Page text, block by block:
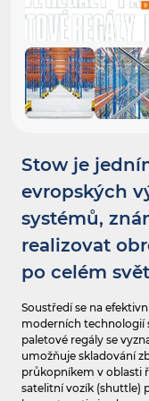
Stow je
evropských
systémů,
realizovat
po celém
Soustředí se na
moderních technologií
paletové regály se
umožňuje skladování
průkopníkem v oblasti
satelitní vozík (shuttle)